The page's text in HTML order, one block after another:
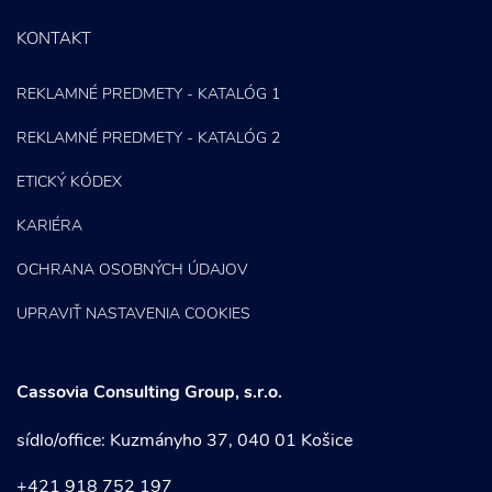
KONTAKT
REKLAMNÉ PREDMETY - KATALÓG 1
REKLAMNÉ PREDMETY - KATALÓG 2
ETICKÝ KÓDEX
KARIÉRA
OCHRANA OSOBNÝCH ÚDAJOV
UPRAVIŤ NASTAVENIA COOKIES
Cassovia Consulting Group, s.r.o.
sídlo/office: Kuzmányho 37, 040 01 Košice
+421 918 752 197